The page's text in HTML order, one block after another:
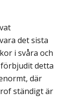
det sista
i svåra och
detta
där
ständigt är